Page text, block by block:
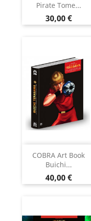
Pirate Tome...
Prix
30,00 €
COBRA Art Book
Buichi...
Prix
40,00 €